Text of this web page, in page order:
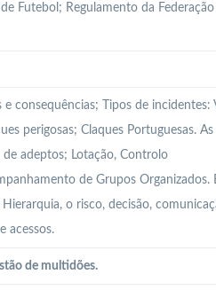
Futebol; Regulamento da
consequências; Tipos de incidentes:
perigosas; Claques Portuguesas.
adeptos; Lotação, Controlo
de Grupos Organizados.
o risco, decisão,
acessos.
de multidões.